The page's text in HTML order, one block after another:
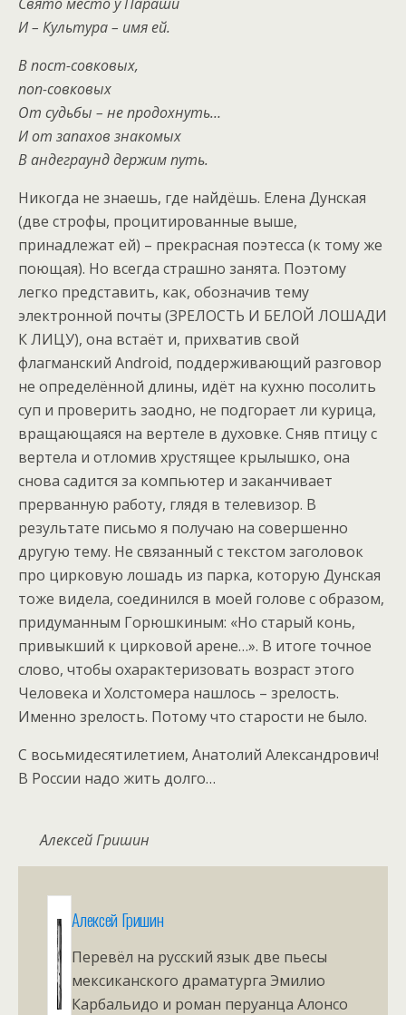
И – Культура – имя ей.
В пост-совковых,
поп-совковых
От судьбы – не продохнуть…
И от запахов знакомых
В андеграунд держим путь.
Никогда не знаешь, где найдёшь. Елена Дунская
(две строфы, процитированные выше,
принадлежат ей) – прекрасная поэтесса (к тому же
поющая). Но всегда страшно занята. Поэтому
легко представить, как, обозначив тему
электронной почты (ЗРЕЛОСТЬ И БЕЛОЙ ЛОШАДИ
К ЛИЦУ), она встаёт и, прихватив свой
флагманский Android, поддерживающий разговор
не определённой длины, идёт на кухню посолить
суп и проверить заодно, не подгорает ли курица,
вращающаяся на вертеле в духовке. Сняв птицу с
вертела и отломив хрустящее крылышко, она
снова садится за компьютер и заканчивает
прерванную работу, глядя в телевизор. В
результате письмо я получаю на совершенно
другую тему. Не связанный с текстом заголовок
про цирковую лошадь из парка, которую Дунская
тоже видела, соединился в моей голове с образом,
придуманным Горюшкиным: «Но старый конь,
привыкший к цирковой арене…». В итоге точное
слово, чтобы охарактеризовать возраст этого
Человека и Холстомера нашлось – зрелость.
Именно зрелость. Потому что старости не было.
С восьмидесятилетием, Анатолий Александрович!
В России надо жить долго…
Алексей Гришин
Алексей Гришин
Перевёл на русский язык две пьесы
мексиканского драматурга Эмилио
Карбальидо и роман перуанца Алонсо